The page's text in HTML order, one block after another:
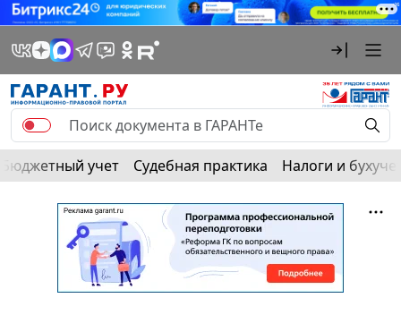
Бюджетный учет Судебная практика Налоги и